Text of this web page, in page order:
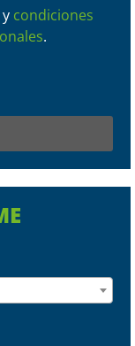
y condiciones
.